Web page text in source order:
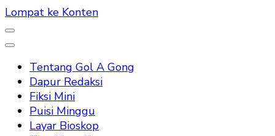
Lompat ke Konten
Tentang Gol A Gong
Dapur Redaksi
Fiksi Mini
Puisi Minggu
Layar Bioskop